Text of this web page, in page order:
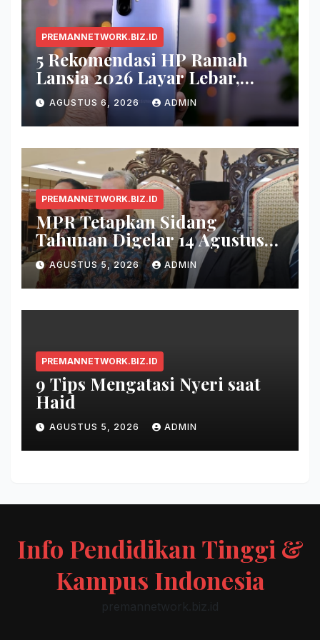
PREMANNETWORK.BIZ.ID
5 Rekomendasi HP Ramah
Lansia 2026 Layar Lebar,
Menu Simpel, dan Baterai
Awet
AGUSTUS 6, 2026 ADMIN
PREMANNETWORK.BIZ.ID
MPR Tetapkan Sidang
Tahunan Digelar 14 Agustus
2026
AGUSTUS 5, 2026 ADMIN
PREMANNETWORK.BIZ.ID
9 Tips Mengatasi Nyeri saat
Haid
AGUSTUS 5, 2026 ADMIN
Info Pendidikan Tinggi &
Kampus Indonesia
premannetwork.biz.id